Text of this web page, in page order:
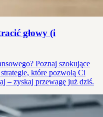
głowy (i
Poznaj szokujące
które pozwolą Ci
– zyskaj przewagę już dziś.